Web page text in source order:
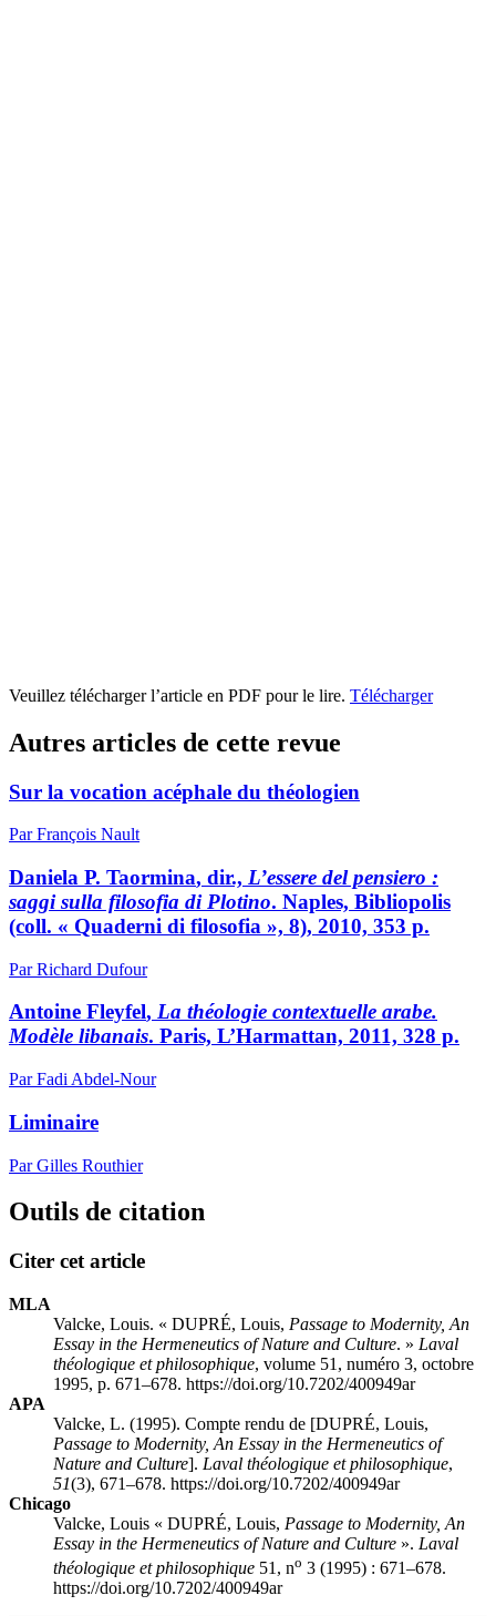
Veuillez télécharger l’article en PDF pour le lire. Télécharger
Autres articles de cette revue
Sur la vocation acéphale du théologien
Par François Nault
Daniela P. Taormina, dir., L’essere del pensiero :
saggi sulla filosofia di Plotino. Naples, Bibliopolis
(coll. « Quaderni di filosofia », 8), 2010, 353 p.
Par Richard Dufour
Antoine Fleyfel, La théologie contextuelle arabe.
Modèle libanais. Paris, L’Harmattan, 2011, 328 p.
Par Fadi Abdel-Nour
Liminaire
Par Gilles Routhier
Outils de citation
Citer cet article
MLA
Valcke, Louis. « DUPRÉ, Louis, Passage to Modernity, An
Essay in the Hermeneutics of Nature and Culture. » Laval
théologique et philosophique, volume 51, numéro 3, octobre
1995, p. 671–678. https://doi.org/10.7202/400949ar
APA
Valcke, L. (1995). Compte rendu de [DUPRÉ, Louis,
Passage to Modernity, An Essay in the Hermeneutics of
Nature and Culture]. Laval théologique et philosophique,
51(3), 671–678. https://doi.org/10.7202/400949ar
Chicago
Valcke, Louis « DUPRÉ, Louis, Passage to Modernity, An
Essay in the Hermeneutics of Nature and Culture ». Laval
théologique et philosophique 51, no 3 (1995) : 671–678.
https://doi.org/10.7202/400949ar